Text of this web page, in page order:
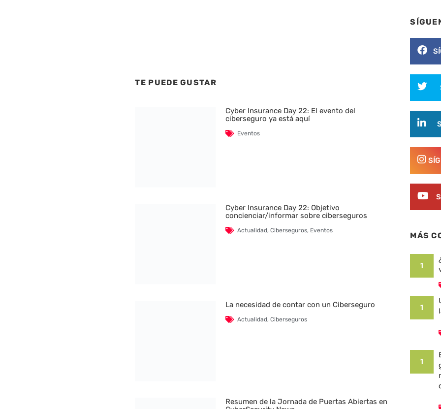
TE PUEDE GUSTAR
Cyber Insurance Day 22: El evento del
ciberseguro ya está aquí
Eventos
Cyber Insurance Day 22: Objetivo
concienciar/informar sobre ciberseguros
Actualidad, Ciberseguros, Eventos
La necesidad de contar con un Ciberseguro
Actualidad, Ciberseguros
Resumen de la Jornada de Puertas Abiertas en
MÁS
1
1
1